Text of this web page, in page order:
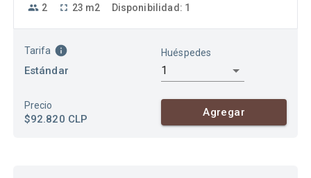
2 23 m2 Disponibilidad : 1
Tarifa
Estándar
Huéspedes
1
Precio
$92.820 CLP
Agregar